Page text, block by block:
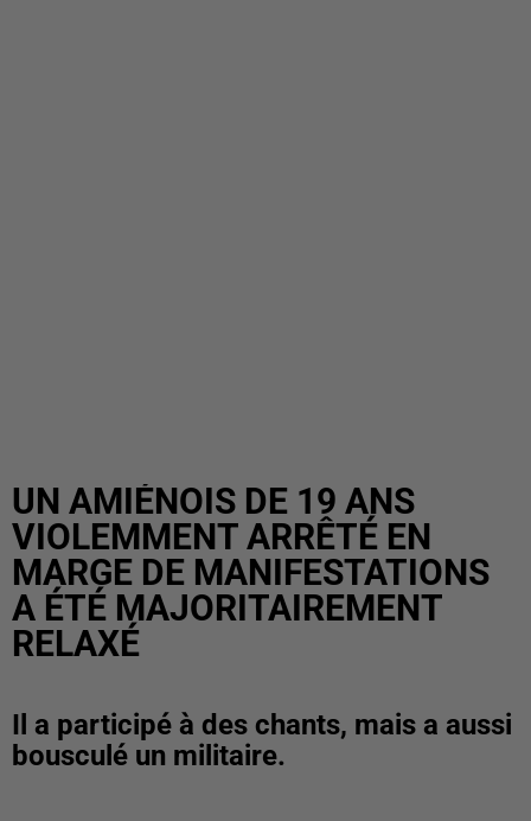
UN AMIÉNOIS DE 19 ANS
VIOLEMMENT ARRÊTÉ EN
MARGE DE MANIFESTATIONS
A ÉTÉ MAJORITAIREMENT
RELAXÉ
Il a participé à des chants, mais a aussi
bousculé un militaire.